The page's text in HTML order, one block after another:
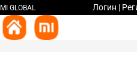
MI GLOBAL Логин |